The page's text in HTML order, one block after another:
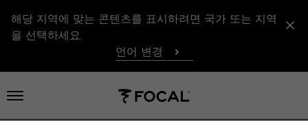
해당 지역에 맞는 콘텐츠를 표시하려면 국가 또는 지역
을 선택하세요.
언어 변경
메뉴 열기